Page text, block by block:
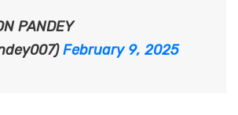
PANDEY
February 9, 2025